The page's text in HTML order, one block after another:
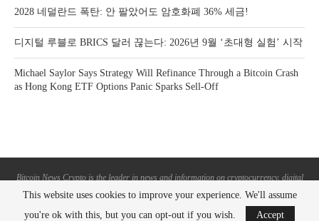
2028 네덜란드 폭탄: 안 팔았어도 암호화폐 36% 세금!
디지털 루블로 BRICS 달러 끊는다: 2026년 9월 ‘초대형 실험’ 시작
Michael Saylor Says Strategy Will Refinance Through a Bitcoin Crash
as Hong Kong ETF Options Panic Sparks Sell-Off
Bitcoin News Crypto is the leader in news and information on cryptocurrency, digital
assets and the future of money. Bitcoin News Crypto is here to help you with learning
the latest crypto news and bitcoin news.
This website uses cookies to improve your experience. We'll assume
you're ok with this, but you can opt-out if you wish.
Accept